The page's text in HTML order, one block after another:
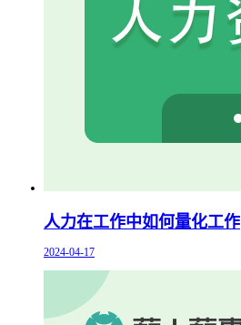
人力在工作中如何量化工作
2024-04-17